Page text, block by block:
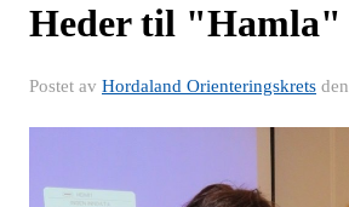
Heder til "Hamla"
Postet av Hordaland Orienteringskrets den